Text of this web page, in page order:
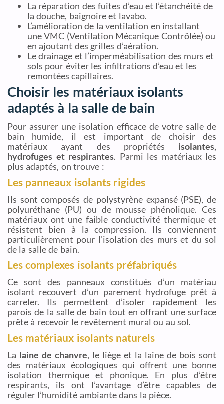
La réparation des fuites d’eau et l’étanchéité de
la douche, baignoire et lavabo.
L’amélioration de la ventilation en installant
une VMC (Ventilation Mécanique Contrôlée) ou
en ajoutant des grilles d’aération.
Le drainage et l’imperméabilisation des murs et
sols pour éviter les infiltrations d’eau et les
remontées capillaires.
Choisir les matériaux isolants
adaptés à la salle de bain
Pour assurer une isolation efficace de votre salle de
bain humide, il est important de choisir des
matériaux ayant des propriétés isolantes,
hydrofuges et respirantes. Parmi les matériaux les
plus adaptés, on trouve :
Les panneaux isolants rigides
Ils sont composés de polystyrène expansé (PSE), de
polyuréthane (PU) ou de mousse phénolique. Ces
matériaux ont une faible conductivité thermique et
résistent bien à la compression. Ils conviennent
particulièrement pour l’isolation des murs et du sol
de la salle de bain.
Les complexes isolants préfabriqués
Ce sont des panneaux constitués d’un matériau
isolant recouvert d’un parement hydrofuge prêt à
carreler. Ils permettent d’isoler rapidement les
parois de la salle de bain tout en offrant une surface
prête à recevoir le revêtement mural ou au sol.
Les matériaux isolants naturels
La laine de chanvre, le liège et la laine de bois sont
des matériaux écologiques qui offrent une bonne
isolation thermique et phonique. En plus d’être
respirants, ils ont l’avantage d’être capables de
réguler l’humidité ambiante dans la pièce.